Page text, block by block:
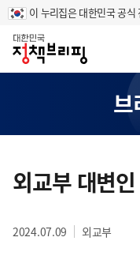
이 누리집은 대한민국 공
홈
브
텐
츠
역
외교부 대변
2024.07.09 외교부